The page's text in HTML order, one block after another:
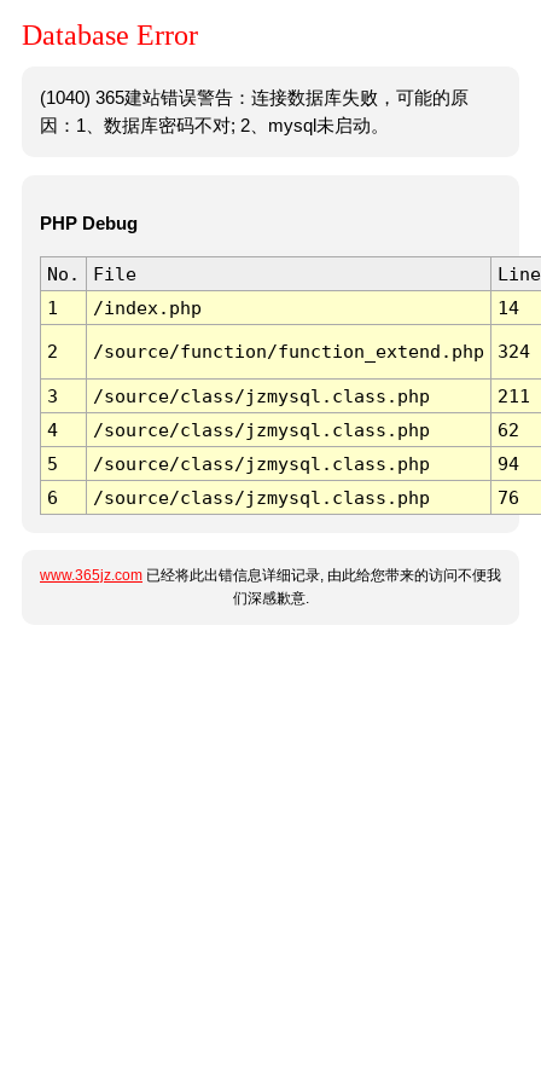
Database Error
(1040) 365建站错误警告：连接数据库失败，可能的原
因：1、数据库密码不对; 2、mysql未启动。
PHP Debug
No. File
Line
1
/index.php 14
2 /source/function/function_extend.php 324
3 /source/class/jzmysql.class.php
211
4
/source/class/jzmysql.class.php
62
5
/source/class/jzmysql.class.php
94
6
/source/class/jzmysql.class.php 76
www.365jz.com 已经将此出错信息详细记录, 由此给您带来的访问不便我
们深感歉意.